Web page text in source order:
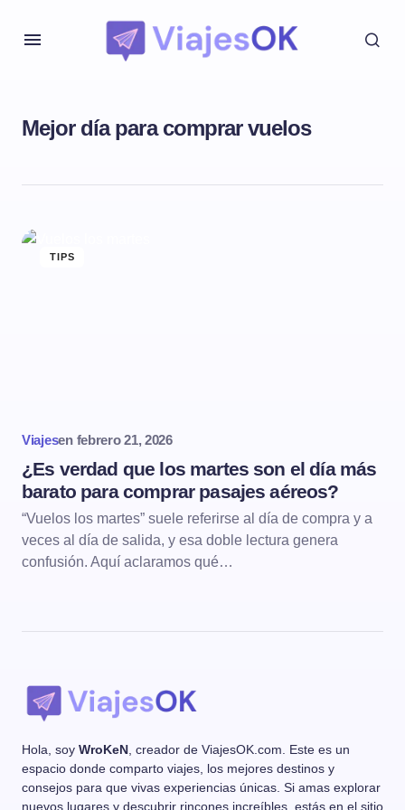
Mejor día para comprar vuelos
TIPS
Viajesen febrero 21, 2026
¿Es verdad que los martes son el día más
barato para comprar pasajes aéreos?
“Vuelos los martes” suele referirse al día de compra y a
veces al día de salida, y esa doble lectura genera
confusión. Aquí aclaramos qué…
Hola, soy WroKeN , creador de ViajesOK.com. Este es un
espacio donde comparto viajes, los mejores destinos y
consejos para que vivas experiencias únicas. Si amas explorar
nuevos lugares y descubrir rincones increíbles, estás en el sitio